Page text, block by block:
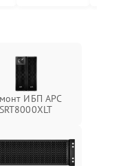
ИБП APC
SRT8000XLT